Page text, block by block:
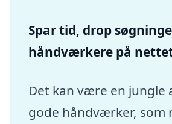
Spar tid, drop
håndværkere på
Det kan være en jungle
gode håndværker, som